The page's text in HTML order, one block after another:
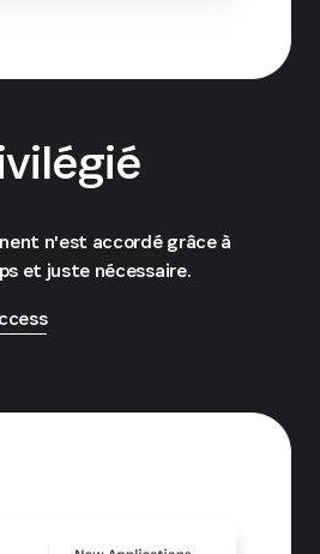
n'est accordé grâce à
et juste nécessaire.